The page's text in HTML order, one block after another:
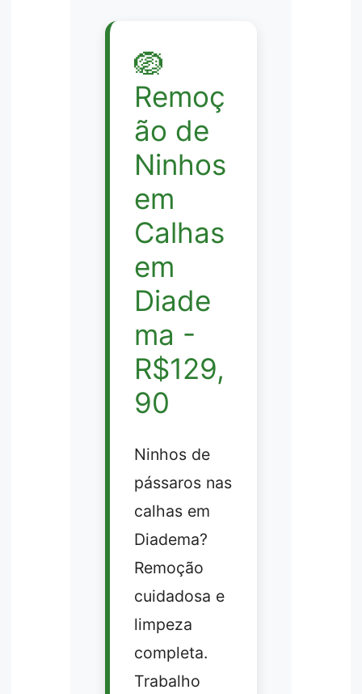
🪺
Remoç
ão de
Ninhos
em
Calhas
em
Diade
ma -
R$129,
90
Ninhos de
pássaros nas
calhas em
Diadema?
Remoção
cuidadosa e
limpeza
completa.
Trabalho